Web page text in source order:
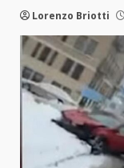
Lorenzo Briotti